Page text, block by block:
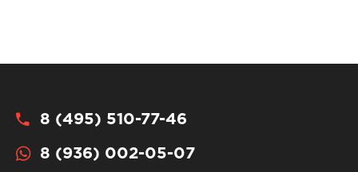
8 (495) 510-77-46
8 (936) 002-05-07